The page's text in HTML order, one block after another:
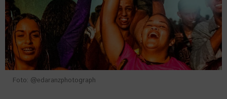
Foto: @edaranzphotograph